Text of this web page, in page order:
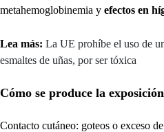
metahemoglobinemia y efectos en
Lea más: La UE prohíbe el uso de
esmaltes de uñas, por ser tóxica
Cómo se produce la exposición
Contacto cutáneo: goteos o exceso